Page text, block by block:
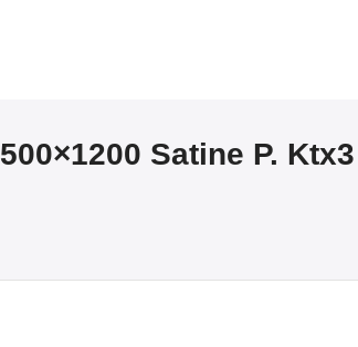
Satine P.